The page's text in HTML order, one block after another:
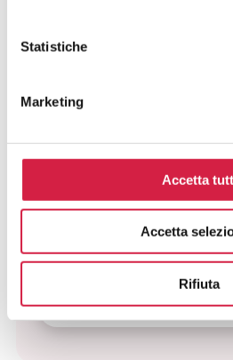
Statistiche
Marketing
Accetta
Accetta
Rifiuta
Cosa Sono Gli Ospedali
Come Viene Assegnato Il
Rosa?
Come Riconosco Un
Come Posso Utilizzare I
Quali Sono I Vantaggi Per La
Popolazione?